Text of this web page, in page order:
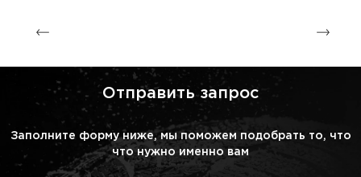
Отправить запрос
Заполните форму ниже, мы поможем подобрать то, что
что нужно именно вам